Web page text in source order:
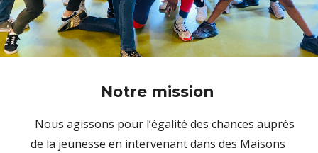
Notre mission
Nous agissons pour l’égalité des chances auprès
de la jeunesse en intervenant dans des Maisons